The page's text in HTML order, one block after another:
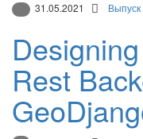
31.05.2021 Выпуск
Rest